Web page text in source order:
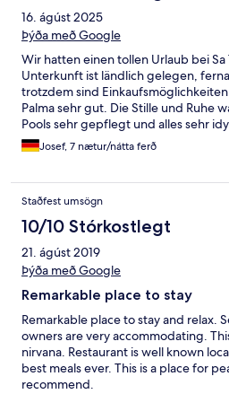
16. ágúst 2025
Þýða með Google
Wir hatten einen tollen Urlaub bei
Unterkunft ist ländlich gelegen,
trotzdem sind
Palma sehr gut. Die Stille und Ruhe
Pools sehr gepflegt und alles sehr
Bad und Zimmern war hervorragend,
groß mit großer Dusche und viel
hauseigenen prämierten Restaurant,
Frühstück im schattigen Garten!
an Familie Lopez-Pinto
Josef, 7 nætur/nátta ferð
Staðfest umsögn
10/10 Stórkostlegt
21. ágúst 2019
Þýða með Google
Remarkable place to stay
Remarkable place to stay and relax.
owners are very accommodating.
nirvana. Restaurant is well known
best meals ever. This is a place for
recommend.